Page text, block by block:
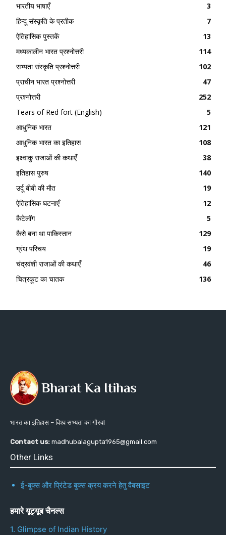
भारतीय भाषाएँ
3
हिन्दू संस्कृति के प्रतीक
7
ऐतिहासिक पुस्तकें
13
मध्यकालीन भारत प्रश्नोत्तरी
114
सभ्यता संस्कृति प्रश्नोत्तरी
102
प्राचीन भारत प्रश्नोत्तरी
47
प्रश्नोत्तरी
252
Tears of Red fort (English)
5
आधुनिक भारत
121
आधुनिक भारत का इतिहास
108
इक्ष्वाकु राजाओं की कथाएँ
38
इतिहास पुरुष
140
उर्दू बीबी की मौत
19
ऐतिहासिक घटनाएँ
12
कैटेलॉग
5
कैसे बना था पाकिस्तान
129
ग्रंथ परिचय
19
चंद्रवंशी राजाओं की कथाएँ
46
चित्रकूट का चातक
136
भारत का इतिहास – विश्व सभ्यता का गौरव!
Contact us: madhubalagupta1965@gmail.com
Other Links
ई-बुक्स और प्रिंटेड बुक्स क्रय करने हेतु वैबसाइट
हमारे यूट्यूब चैनल्स
1. Glimpse of Indian History